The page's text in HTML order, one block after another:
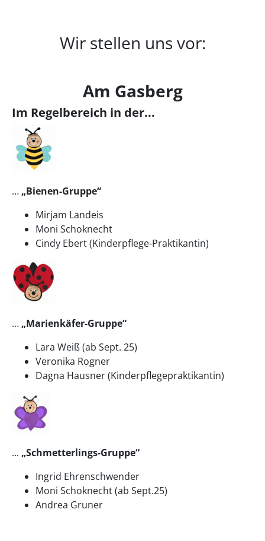
Wir stellen uns vor:
Am Gasberg
Im Regelbereich in der...
… „Bienen-Gruppe“
Mirjam Landeis
Moni Schoknecht
Cindy Ebert (Kinderpflege-Praktikantin)
… „Marienkäfer-Gruppe“
Lara Weiß (ab Sept. 25)
Veronika Rogner
Dagna Hausner (Kinderpflegepraktikantin)
... „Schmetterlings-Gruppe“
Ingrid Ehrenschwender
Moni Schoknecht (ab Sept.25)
Andrea Gruner